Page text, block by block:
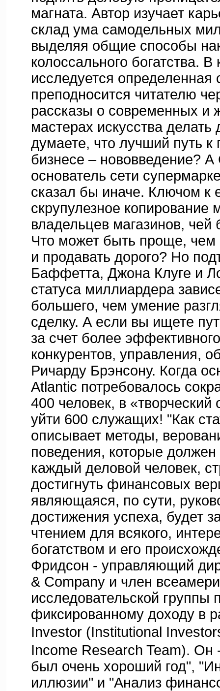
магната. Автор изучает
склад ума самодельных
выделяя общие способы
колоссального богатства.
исследуется определенная
преподносится читателю
рассказы о современных и
мастерах искусства делать
думаете, что лучший путь к
бизнесе – нововведение?
основатель сети
сказал бы иначе. Ключом к
скрупулезное копирование
владельцев магазинов, чей
Что может быть проще, чем
и продавать дорого? Но
Баффетта, Джона Клуге и
статуса миллиардера
большего, чем умение
сделку. А если вы ищете
за счет более
конкурентов, управления,
Ричарду Брэнсону. Когда
Atlantic потребовалось
400 человек, в «творческий
уйти 600 служащих! "Как
описывает методы,
поведения, которые должен
каждый деловой человек,
достигнуть финансовых
являющаяся, по сути,
достижения успеха, будет
чтением для всякого,
богатством и его
Фридсон - управляющий
& Company и член
исследовательской группы
фиксированному доходу в
Investor (Institutional
Income Research Team). Он
был очень хороший год",
иллюзии" и "Анализ